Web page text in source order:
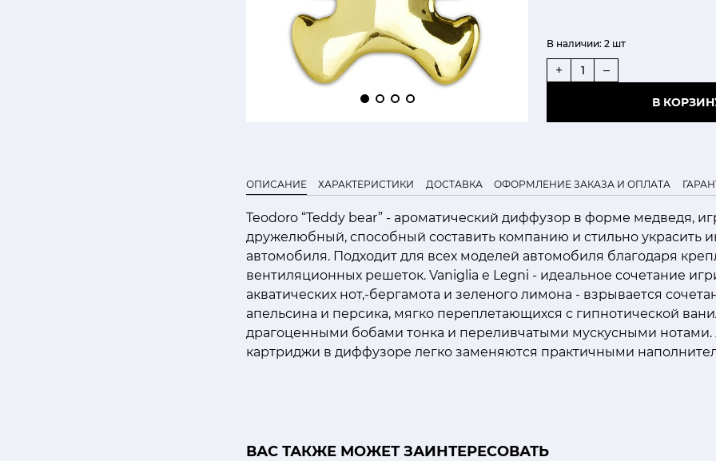
В наличии: 2 шт
+ –
В
ОПИСАНИЕ ХАРАКТЕРИСТИКИ ДОСТАВКА ОФОРМЛЕНИЕ ЗАКАЗА И ОПЛАТА
Teodoro “Teddy bear” - ароматический диффузор в форме медведя,
дружелюбный, способный составить компанию и стильно украсить
автомобиля. Подходит для всех моделей автомобиля благодаря
вентиляционных решеток. Vaniglia e Legni - идеальное сочетание
акватических нот,-бергамота и зеленого лимона - взрывается
апельсина и персика, мягко переплетающихся с гипнотической
драгоценными бобами тонка и переливчатыми мускусными нотами.
картриджи в диффузоре легко заменяются практичными
ВАС ТАКЖЕ МОЖЕТ ЗАИНТЕРЕСОВАТЬ